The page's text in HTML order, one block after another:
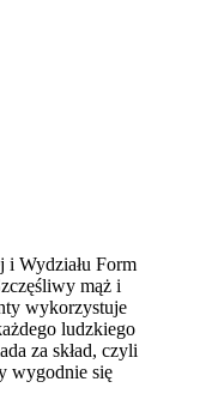
Wydziału Form
mąż i
wykorzystuje
ludzkiego
za skład, czyli
wygodnie się